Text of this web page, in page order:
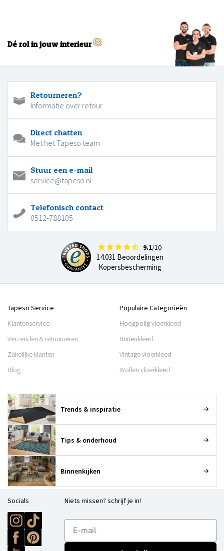
Dé rol in jouw interieur
Retourneren?
Informatie over retour
Direct chatten
Met het Tapeso team
Stuur een e-mail
service@tapeso.nl
Telefonisch contact
0512-788105
9.1/10
14.031 Beoordelingen
Kopersbescherming
Tapeso Service
Klantenservice
Verzenden & retourneren
Zakelijke klanten
Blog
Populaire Categorieën
Hoogpolig vloerkleed
Buitenkleed
Vintage vloerkleed
Wollen vloerkleed
Trends & inspiratie
Tips & onderhoud
Binnenkijken
Socials Niets missen? schrijf je in!
E-mailadres